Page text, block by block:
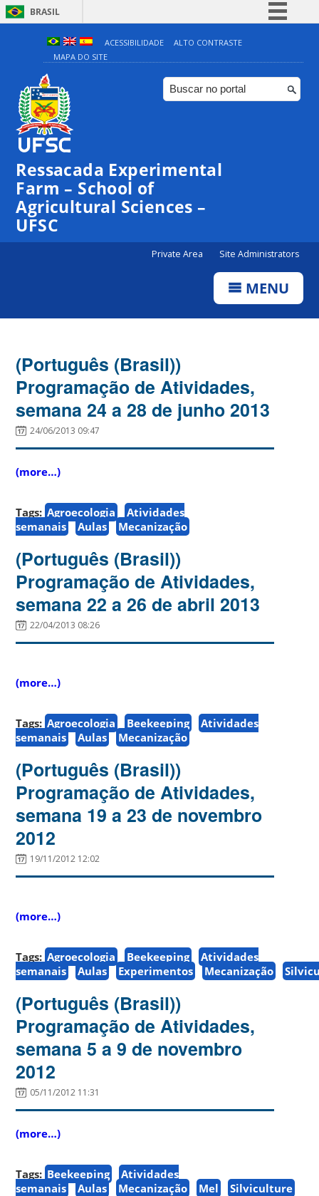
BRASIL
Simplifique!
Comunica BR
Participe
ACESSIBILIDADE
ALTO CONTRASTE
MAPA DO SITE
Ressacada Experimental
Farm – School of
Agricultural Sciences –
UFSC
Private Area Site Administrators
MENU
(Português (Brasil))
Programação de Atividades,
semana 24 a 28 de junho 2013
24/06/2013 09:47
(more…)
Tags: Agroecologia
Atividades
semanais
Aulas Mecanização
(Português (Brasil))
Programação de Atividades,
semana 22 a 26 de abril 2013
22/04/2013 08:26
(more…)
Tags: Agroecologia Beekeeping
Atividades
semanais
Aulas Mecanização
(Português (Brasil))
Programação de Atividades,
semana 19 a 23 de novembro
2012
19/11/2012 12:02
(more…)
Tags: Agroecologia Beekeeping
Atividades
semanais
Aulas Experimentos Mecanização
(Português (Brasil))
Programação de Atividades,
semana 5 a 9 de novembro
2012
05/11/2012 11:31
(more…)
Tags: Beekeeping
Atividades
semanais
Aulas Mecanização Mel Silviculture